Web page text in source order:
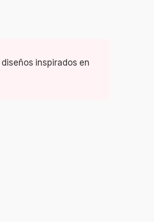
inspirados en